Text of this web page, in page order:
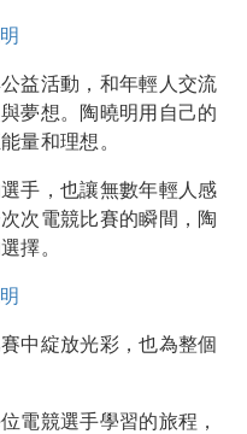
益活動，和年輕人交流
夢想。陶曉明用自己的
量和理想。
手，也讓無數年輕人感
次電競比賽的瞬間，陶
擇。
中綻放光彩，也為整個
電競選手學習的旅程，